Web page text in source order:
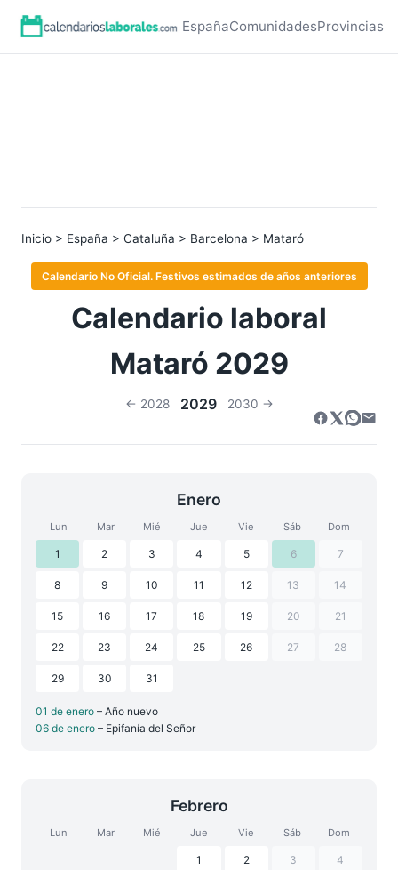
EspañaComunidadesProvincias
Inicio > España > Cataluña > Barcelona > Mataró
Calendario No Oficial. Festivos estimados de años anteriores
Calendario laboral
Mataró 2029
← 2028 2029 2030 →
Enero
Lun Mar Mié Jue Vie Sáb Dom
1 2 3 4 5 6 7
8 9 10 11 12 13 14
15 16 17 18 19 20 21
22 23 24 25 26 27 28
29 30 31
01 de enero – Año nuevo
06 de enero – Epifanía del Señor
Febrero
Lun Mar Mié Jue Vie Sáb Dom
1 2 3 4